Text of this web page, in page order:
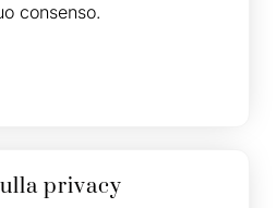
consenso.
privacy